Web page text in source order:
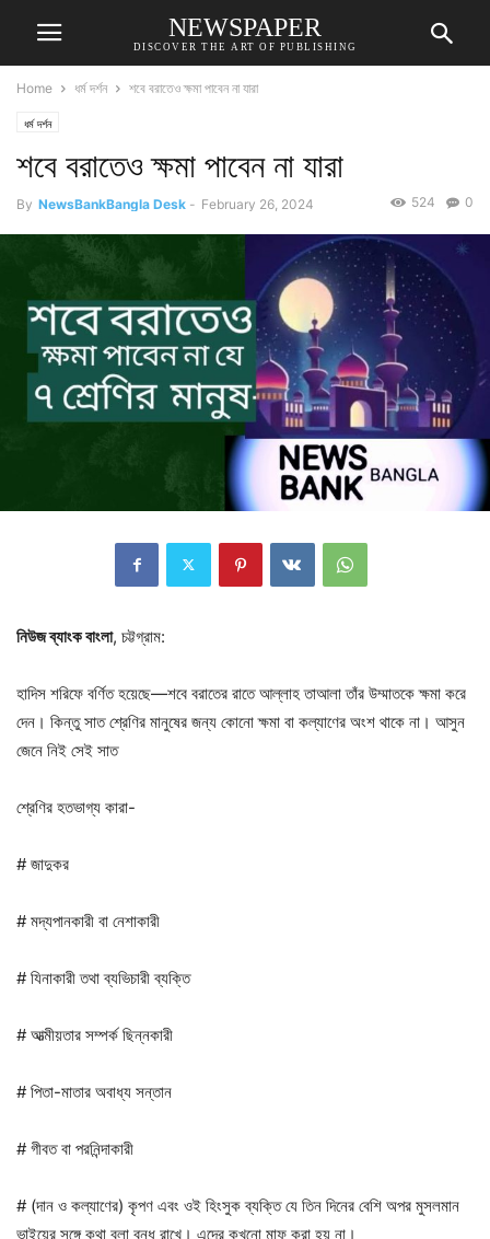
NEWSPAPER
DISCOVER THE ART OF PUBLISHING
Home ধর্ম দর্শন শবে বরাতেও ক্ষমা পাবেন না যারা
ধর্ম দর্শন
শবে বরাতেও ক্ষমা পাবেন না যারা
By NewsBankBangla Desk - February 26, 2024 0
524
নিউজব্যাংকবাংলা, চট্টগ্রাম:
হাদিস শরিফে বর্ণিত হয়েছে—শবে বরাতের রাতে আল্লাহ তাআলা তাঁর উম্মাতকে ক্ষমা করে
দেন। কিন্তু সাত শ্রেণির মানুষের জন্য কোনো ক্ষমা বা কল্যাণের অংশ থাকে না। আসুন
জেনে নিই সেই সাত
শ্রেণির হতভাগ্য কারা-
# জাদুকর
# মদ্যপানকারী বা নেশাকারী
# যিনাকারী তথা ব্যভিচারী ব্যক্তি
# আত্মীয়তার সম্পর্ক ছিন্নকারী
# পিতা-মাতার অবাধ্য সন্তান
# গীবত বা পরনিন্দাকারী
# (দান ও কল্যাণের) কৃপণ এবং ওই হিংসুক ব্যক্তি যে তিন দিনের বেশি অপর মুসলমান
ভাইয়ের সঙ্গে কথা বলা বন্ধ রাখে। এদের কখনো মাফ করা হয় না।